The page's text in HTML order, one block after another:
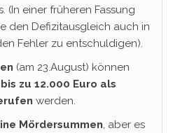
(In einer früheren Fassung
den Defizitausgleich auch in
Fehler zu entschuldigen).
(am 23.August) können
bis zu 12.000 Euro als
werden.
Mördersummen, aber es